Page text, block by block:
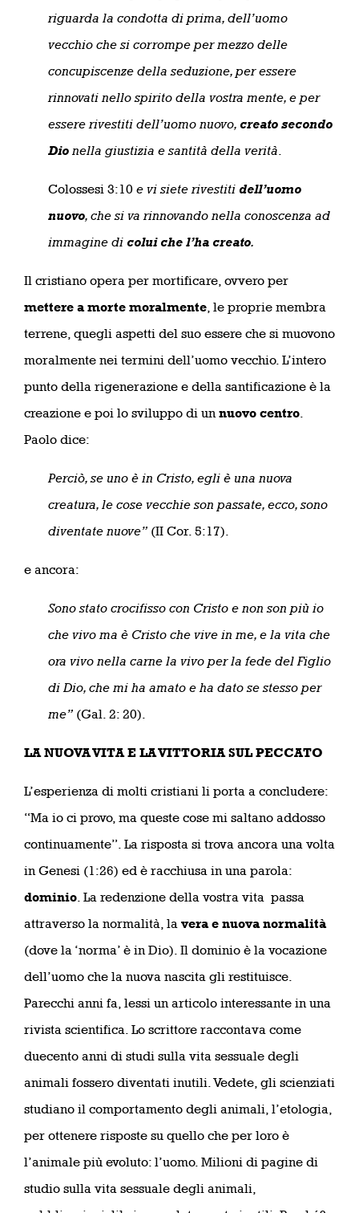
riguarda la condotta di prima, dell’uomo
vecchio che si corrompe per mezzo delle
concupiscenze della seduzione, per essere
rinnovati nello spirito della vostra mente, e per
essere rivestiti dell’uomo nuovo, creato secondo
Dio nella giustizia e santità della verità
Colossesi 3:10 e vi siete rivestiti dell’uomo
nuovo, che si va rinnovando nella conoscenza ad
immagine di colui che l’ha creato.
Il cristiano opera per mortificare, ovvero per
mettere a morte moralmente , le proprie membra
terrene, quegli aspetti del suo essere che si muovono
moralmente nei termini dell’uomo vecchio. L’intero
punto della rigenerazione e della santificazione è la
creazione e poi lo sviluppo di un nuovo centro
Paolo dice:
Perciò, se uno è in Cristo, egli è una nuova
creatura, le cose vecchie son passate, ecco, sono
diventate nuove” (II Cor. 5:17).
e ancora:
Sono stato crocifisso con Cristo e non son più io
che vivo ma è Cristo che vive in me, e la vita che
ora vivo nella carne la vivo per la fede del Figlio
di Dio, che mi ha amato e ha dato se stesso per
me” (Gal. 2: 20).
LA NUOVA VITA E LA VITTORIA SUL PECCATO
L’esperienza di molti cristiani li porta a concludere:
“Ma io ci provo, ma queste cose mi saltano addosso
continuamente”. La risposta si trova ancora una volta
in Genesi (1:26) ed è racchiusa in una parola:
dominio . La redenzione della vostra vita passa
attraverso la normalità, la vera e nuova normalità
(dove la ‘norma’ è in Dio). Il dominio è la vocazione
dell’uomo che la nuova nascita gli restituisce.
Parecchi anni fa, lessi un articolo interessante in una
rivista scientifica. Lo scrittore raccontava come
duecento anni di studi sulla vita sessuale degli
animali fossero diventati inutili. Vedete, gli scienziati
studiano il comportamento degli animali, l’etologia,
per ottenere risposte su quello che per loro è
l’animale più evoluto: l’uomo. Milioni di pagine di
studio sulla vita sessuale degli animali,